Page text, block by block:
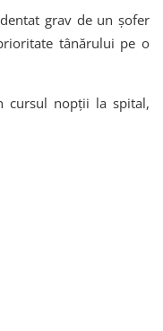
grav de un șofer
tânărului pe o
cursul nopții la spital,